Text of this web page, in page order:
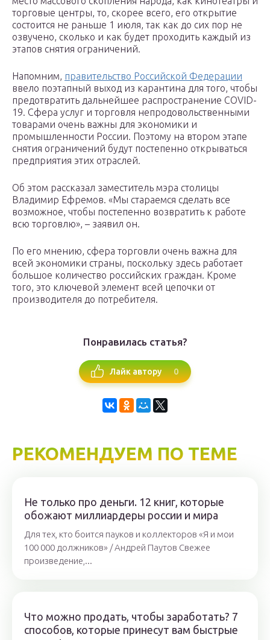
торговые центры, то, скорее всего, его открытие
состоится не раньше 1 июля, так как до сих пор не
озвучено, сколько и как будет проходить каждый из
этапов снятия ограничений.
Напомним, правительство Российской Федерации
ввело поэтапный выход из карантина для того, чтобы
предотвратить дальнейшее распространение COVID-
19. Сфера услуг и торговля непродовольственными
товарами очень важны для экономики и
промышленности России. Поэтому на втором этапе
снятия ограничений будут постепенно открываться
предприятия этих отраслей.
Об этом рассказал заместитель мэра столицы
Владимир Ефремов. «Мы стараемся сделать все
возможное, чтобы постепенно возвратить к работе
всю торговлю», – заявил он.
По его мнению, сфера торговли очень важна для
всей экономики страны, поскольку здесь работает
большое количество российских граждан. Кроме
того, это ключевой элемент всей цепочки от
производителя до потребителя.
Понравилась статья?
Лайк автору 0
РЕКОМЕНДУЕМ ПО ТЕМЕ
Не только про деньги. 12 книг, которые
обожают миллиардеры россии и мира
Для тех, кто боится пауков и коллекторов «Я и мои
100 000 должников» / Андрей Паутов Свежее
произведение,...
Что можно продать, чтобы заработать? 7
способов, которые принесут вам быстрые